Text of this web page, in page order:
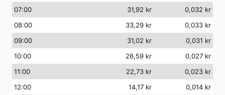
07:00 31,92 kr
0,032 kr
08:00 33,29 kr
0,033 kr
09:00 31,02 kr
0,031 kr
10:00 26,59 kr
0,027 kr
11:00 22,73 kr
0,023 kr
12:00 14,17 kr
0,014 kr